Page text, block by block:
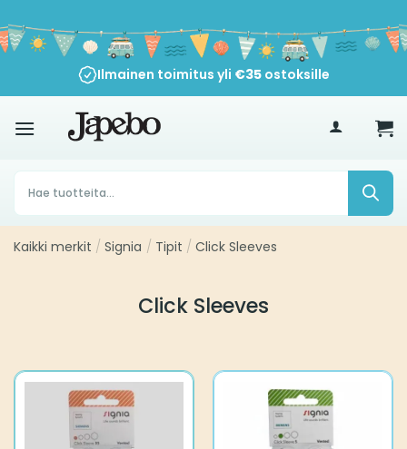
sisältöön
Ilmainen toimitus yli €35ostoksille
30 päivän peruutusoikeus
Products
search
Kaikki merkit / Signia / Tipit / Click Sleeves
Click Sleeves